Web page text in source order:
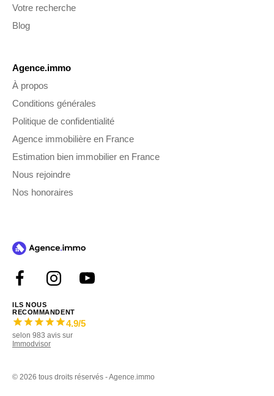
Votre recherche
Blog
Agence.immo
À propos
Conditions générales
Politique de confidentialité
Agence immobilière en France
Estimation bien immobilier en France
Nous rejoindre
Nos honoraires
ILS NOUS
RECOMMANDENT
4.9/5
selon 983 avis sur
Immodvisor
© 2026 tous droits réservés - Agence.immo